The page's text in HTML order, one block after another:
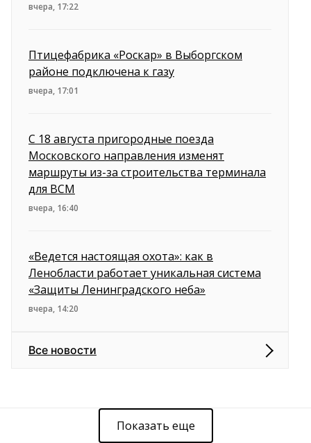
вчера, 17:22
Птицефабрика «Роскар» в Выборгском
районе подключена к газу
вчера, 17:01
С 18 августа пригородные поезда
Московского направления изменят
маршруты из-за строительства терминала
для ВСМ
вчера, 16:40
«Ведется настоящая охота»: как в
Ленобласти работает уникальная система
«Защиты Ленинградского неба»
вчера, 14:20
Все новости
Показать еще